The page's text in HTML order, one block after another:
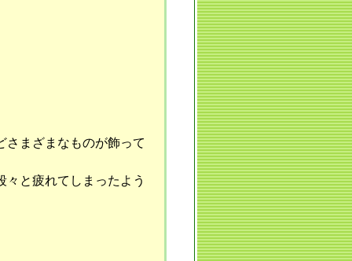
さまざまなものが飾って
と疲れてしまったよう